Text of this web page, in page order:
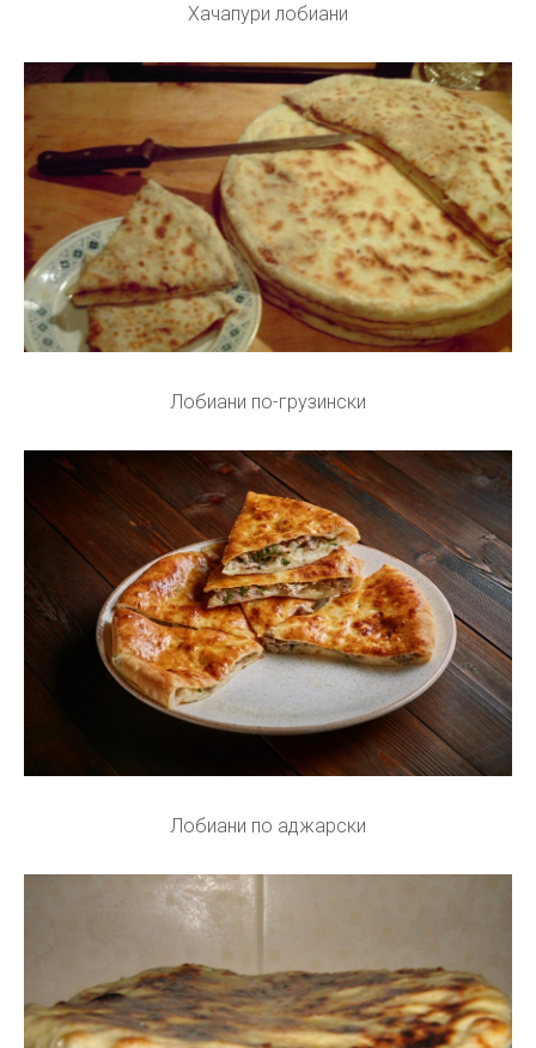
Хачапури лобиани
Лобиани по-грузински
Лобиани по аджарски